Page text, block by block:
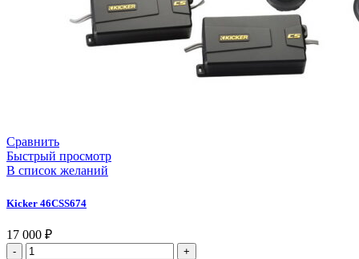
Сравнить
Быстрый просмотр
В список желаний
Kicker 46CSS674
17 000 ₽